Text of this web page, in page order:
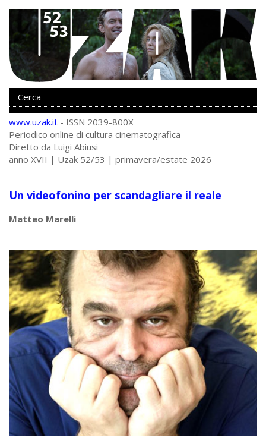
www.uzak.it - ISSN 2039-800X
Periodico online di cultura cinematografica
Diretto da Luigi Abiusi
anno XVII | Uzak 52/53 | primavera/estate 2026
Un videofonino per scandagliare il reale
Matteo Marelli